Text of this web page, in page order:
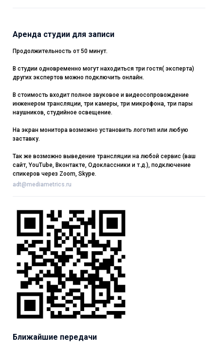
Аренда студии для записи
Продолжительность от 50 минут.
В студии одновременно могут находиться три гостя( эксперта)
других экспертов можно подключить онлайн.
В стоимость входит полное звуковое и видеосопровождение
инженером трансляции, три камеры, три микрофона, три пары
наушников, студийное освещение.
На экран монитора возможно установить логотип или любую
заставку.
Так же возможно выведение трансляции на любой сервис (ваш
сайт, YouTube, Вконтакте, Одоклассники и т.д.), подключение
спикеров через Zoom, Skype.
adt@mediametrics.ru
Ближайшие передачи